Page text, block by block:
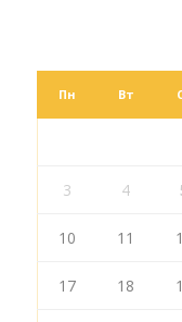
Пн Вт
3 4
10 11
17 18